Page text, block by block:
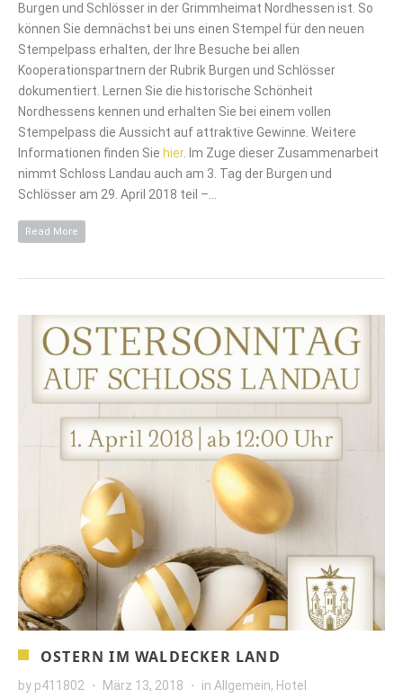
Burgen und Schlösser in der Grimmheimat Nordhessen ist. So
können Sie demnächst bei uns einen Stempel für den neuen
Stempelpass erhalten, der Ihre Besuche bei allen
Kooperationspartnern der Rubrik Burgen und Schlösser
dokumentiert. Lernen Sie die historische Schönheit
Nordhessens kennen und erhalten Sie bei einem vollen
Stempelpass die Aussicht auf attraktive Gewinne. Weitere
Informationen finden Sie hier. Im Zuge dieser Zusammenarbeit
nimmt Schloss Landau auch am 3. Tag der Burgen und
Schlösser am 29. April 2018 teil –…
Read More
OSTERN IM WALDECKER LAND
by p411802 März 13, 2018 in Allgemein, Hotel